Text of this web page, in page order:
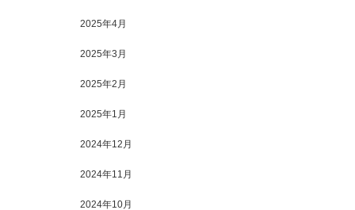
2025年4月
2025年3月
2025年2月
2025年1月
2024年12月
2024年11月
2024年10月